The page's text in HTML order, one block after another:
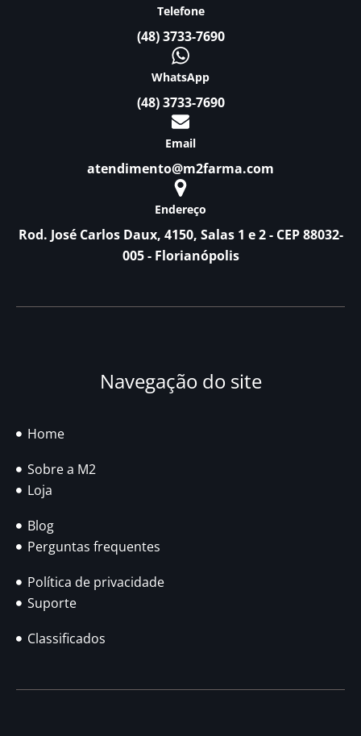
Telefone
(48) 3733-7690
WhatsApp
(48) 3733-7690
Email
atendimento@m2farma.com
Endereço
Rod. José Carlos Daux, 4150, Salas 1 e 2 - CEP 88032-
005 - Florianópolis
Navegação do site
Home
Sobre a M2
Loja
Blog
Perguntas frequentes
Política de privacidade
Suporte
Classificados